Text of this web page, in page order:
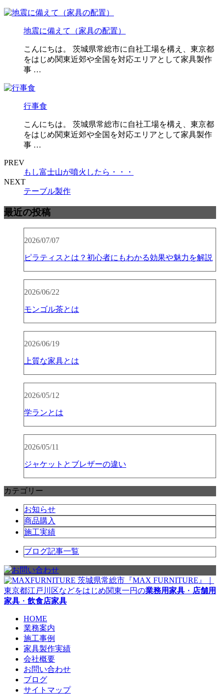
地震に備えて（家具の配置）
こんにちは。 茨城県常総市に自社工場を構え、東京都
をはじめ関東近郊や全国を対応エリアとして家具製作
事 …
行事食
こんにちは。 茨城県常総市に自社工場を構え、東京都
をはじめ関東近郊や全国を対応エリアとして家具製作
事 …
PREV
もし富士山が噴火したら・・・
NEXT
テーブル製作
最近の投稿
2026/07/07
ピラティスとは？初心者にもわかる効果や魅力を解説
2026/06/22
モンゴル茶とは
2026/06/19
上質な家具とは
2026/05/12
学ランとは
2026/05/11
ジャケットとブレザーの違い
カテゴリー
お知らせ
商品購入
施工実績
ブログ記事一覧
茨城県常総市『MAX FURNITURE』｜
東京都江戸川区などをはじめ関東一円の業務用家具 ・ 店舗用
家具 ・ 飲食店家具
HOME
業務案内
施工事例
家具製作実績
会社概要
お問い合わせ
ブログ
サイトマップ